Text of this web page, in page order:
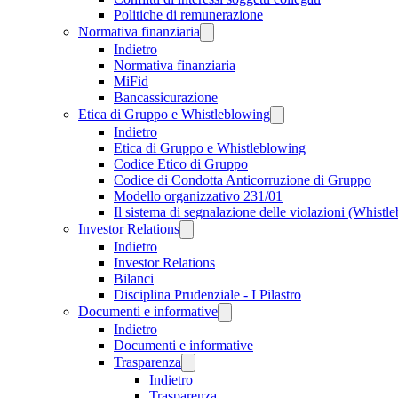
Politiche di remunerazione
Normativa finanziaria
Indietro
Normativa finanziaria
MiFid
Bancassicurazione
Etica di Gruppo e Whistleblowing
Indietro
Etica di Gruppo e Whistleblowing
Codice Etico di Gruppo
Codice di Condotta Anticorruzione di Gruppo
Modello organizzativo 231/01
Il sistema di segnalazione delle violazioni
Investor Relations
Indietro
Investor Relations
Bilanci
Disciplina Prudenziale - I Pilastro
Documenti e informative
Indietro
Documenti e informative
Trasparenza
Indietro